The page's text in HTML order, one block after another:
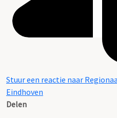
Stuur een reactie naar
Eindhoven
Delen